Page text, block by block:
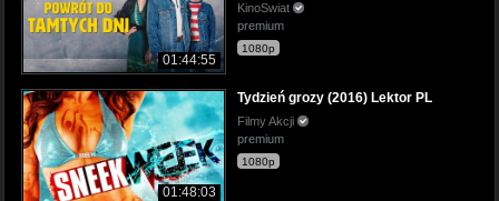
01:44:55
KinoSwiat
premium
1080p
01:48:03
Tydzień grozy (2016) Lektor PL
Filmy Akcji
premium
1080p